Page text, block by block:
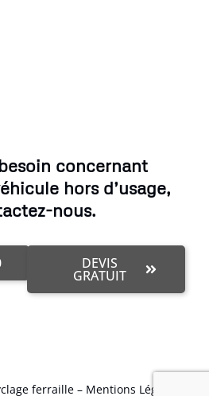
concernant
hors d’usage,
nous.
DEVIS
GRATUIT
ferraille – Mentions Légales